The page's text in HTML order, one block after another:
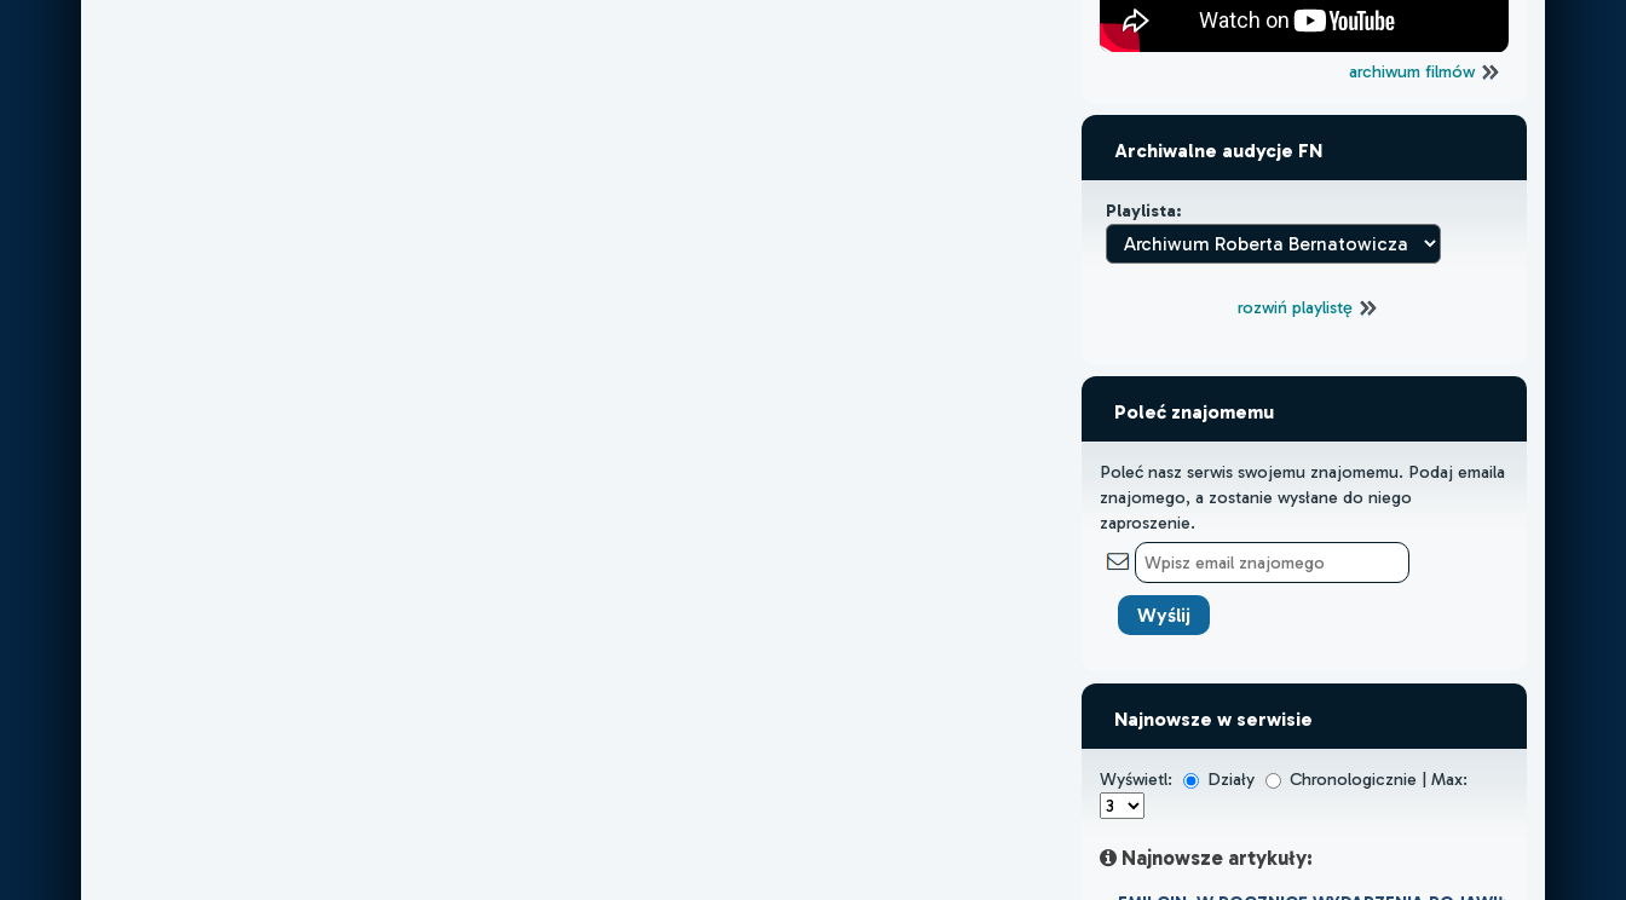
archiwum filmów
Archiwalne audycje FN
Playlista:
rozwiń playlistę
Poleć znajomemu
Poleć nasz serwis swojemu znajomemu. Podaj emaila
znajomego, a zostanie wysłane do niego
zaproszenie.
Najnowsze w serwisie
Wyświetl: Działy Chronologicznie | Max:
Najnowsze artykuły: